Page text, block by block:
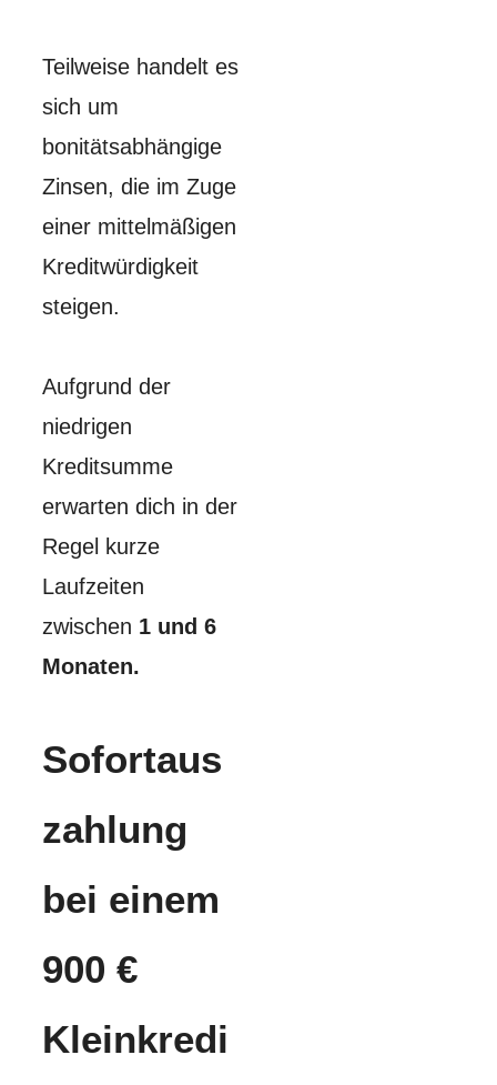
Teilweise handelt es
sich um
bonitätsabhängige
Zinsen, die im Zuge
einer mittelmäßigen
Kreditwürdigkeit
steigen.
Aufgrund der
niedrigen
Kreditsumme
erwarten dich in der
Regel kurze
Laufzeiten
zwischen 1 und 6
Monaten.
Sofortaus
zahlung
bei einem
900 €
Kleinkredi